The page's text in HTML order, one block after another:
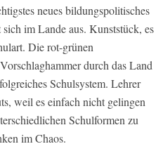
neues bildungspolitisches
im Lande aus. Kunststück, es
Die rot-grünen
durch das Land
Schulsystem. Lehrer
weil es einfach nicht gelingen
Schulformen zu
im Chaos.